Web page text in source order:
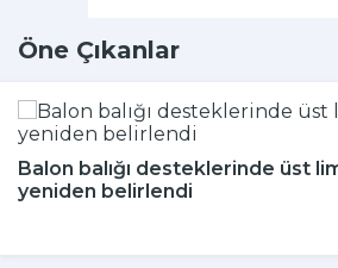
Öne Çıkanlar
Balon balığı desteklerinde üst
yeniden belirlendi